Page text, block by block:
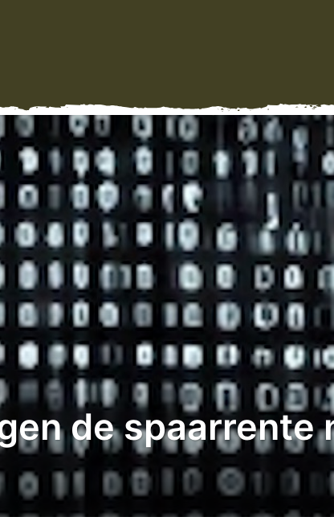
de spaarrente